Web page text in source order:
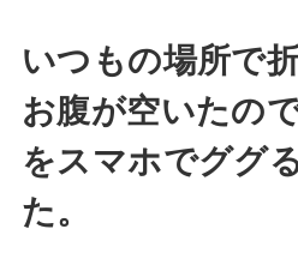
いつもの場所で
お腹が空いたの
をスマホでググ
た。